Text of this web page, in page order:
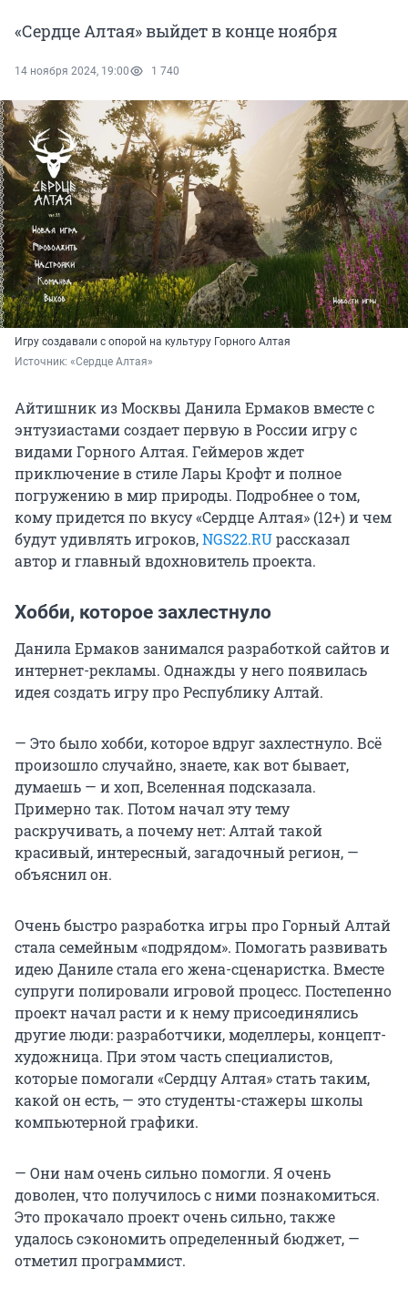
«Сердце Алтая» выйдет в конце ноября
14 ноября 2024, 19:00 1 740
Игру создавали с опорой на культуру Горного Алтая
Источник: «Сердце Алтая»
Айтишник из Москвы Данила Ермаков вместе с
энтузиастами создает первую в России игру с
видами Горного Алтая. Геймеров ждет
приключение в стиле Лары Крофт и полное
погружению в мир природы. Подробнее о том,
кому придется по вкусу «Сердце Алтая» (12+) и чем
будут удивлять игроков,NGS22.RUрассказал
автор и главный вдохновитель проекта.
Хобби, которое захлестнуло
Данила Ермаков занимался разработкой сайтов и
интернет-рекламы. Однажды у него появилась
идея создать игру про Республику Алтай.
— Это было хобби, которое вдруг захлестнуло. Всё
произошло случайно, знаете, как вот бывает,
думаешь — и хоп, Вселенная подсказала.
Примерно так. Потом начал эту тему
раскручивать, а почему нет: Алтай такой
красивый, интересный, загадочный регион, —
объяснил он.
Очень быстро разработка игры про Горный Алтай
стала семейным «подрядом». Помогать развивать
идею Даниле стала его жена-сценаристка. Вместе
супруги полировали игровой процесс. Постепенно
проект начал расти и к нему присоединялись
другие люди: разработчики, моделлеры, концепт-
художница. При этом часть специалистов,
которые помогали «Сердцу Алтая» стать таким,
какой он есть, — это студенты-стажеры школы
компьютерной графики.
— Они нам очень сильно помогли. Я очень
доволен, что получилось с ними познакомиться.
Это прокачало проект очень сильно, также
удалось сэкономить определенный бюджет, —
отметил программист.